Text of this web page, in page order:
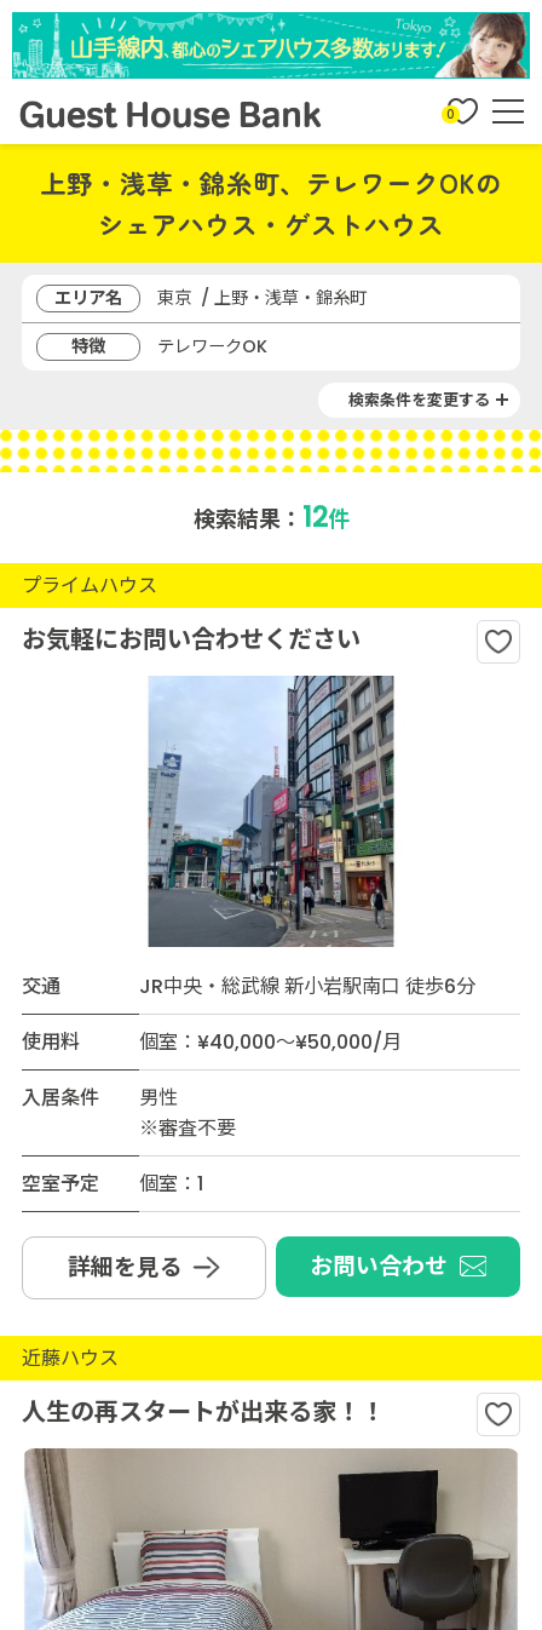
0
上野・浅草・錦糸町、テレワークOKの
シェアハウス・ゲストハウス
エリア名
東京 / 上野・浅草・錦糸町
特徴
テレワークOK
検索条件を変更する
検索結果： 12件
プライムハウス
お気軽にお問い合わせください
交通
JR中央・総武線 新小岩駅南口 徒歩6分
使用料
個室：¥40,000～¥50,000/月
入居条件
男性
※審査不要
空室予定
個室：1
詳細を見る お問い合わせ
近藤ハウス
人生の再スタートが出来る家！！